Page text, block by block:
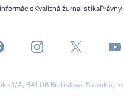
Kvalitná žurnalistika
instagramx
1/A, 841 08 Bratislava, Slovakia,